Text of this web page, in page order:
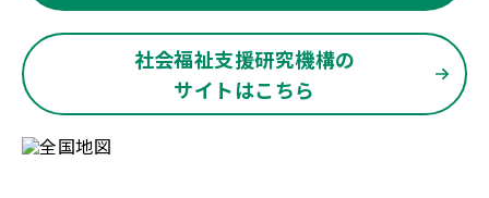
社会福祉支援研究機構の
サイトはこちら